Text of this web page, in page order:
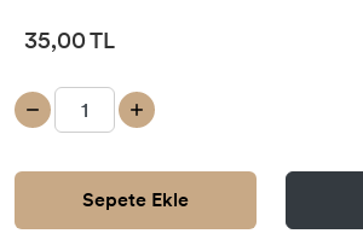
35,00 TL
Sepete Ekle